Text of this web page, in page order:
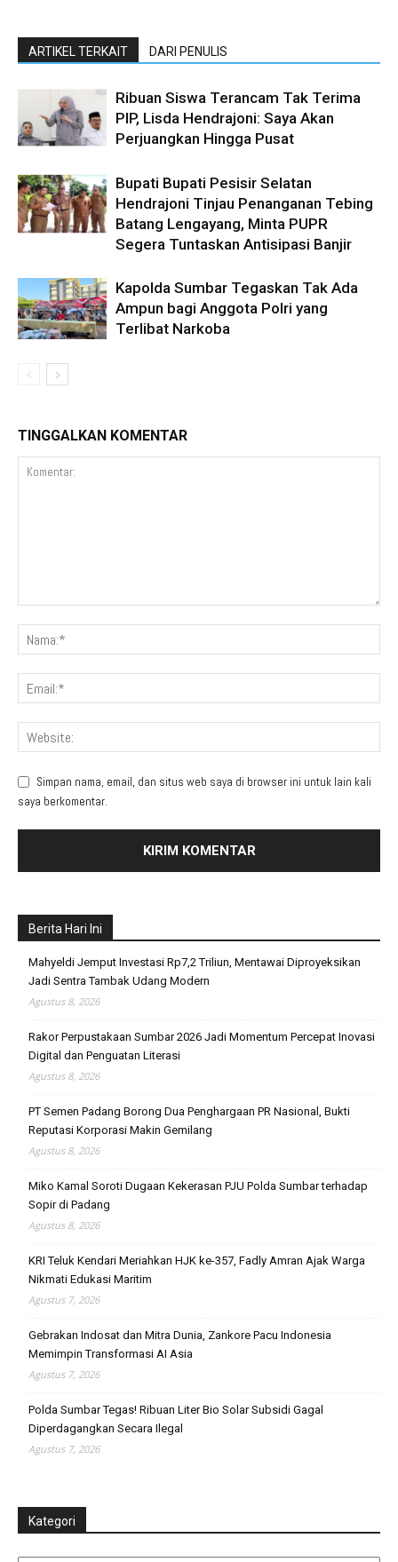
ARTIKEL TERKAIT DARI PENULIS
Ribuan Siswa Terancam Tak Terima
PIP, Lisda Hendrajoni: Saya Akan
Perjuangkan Hingga Pusat
Bupati Bupati Pesisir Selatan
Hendrajoni Tinjau Penanganan Tebing
Batang Lengayang, Minta PUPR
Segera Tuntaskan Antisipasi Banjir
Kapolda Sumbar Tegaskan Tak Ada
Ampun bagi Anggota Polri yang
Terlibat Narkoba
TINGGALKAN KOMENTAR
Simpan nama, email, dan situs web saya di browser ini untuk lain kali
saya berkomentar.
Berita Hari Ini
Mahyeldi Jemput Investasi Rp7,2 Triliun, Mentawai Diproyeksikan
Jadi Sentra Tambak Udang Modern
Agustus 8, 2026
Rakor Perpustakaan Sumbar 2026 Jadi Momentum Percepat Inovasi
Digital dan Penguatan Literasi
Agustus 8, 2026
PT Semen Padang Borong Dua Penghargaan PR Nasional, Bukti
Reputasi Korporasi Makin Gemilang
Agustus 8, 2026
Miko Kamal Soroti Dugaan Kekerasan PJU Polda Sumbar terhadap
Sopir di Padang
Agustus 8, 2026
KRI Teluk Kendari Meriahkan HJK ke-357, Fadly Amran Ajak Warga
Nikmati Edukasi Maritim
Agustus 7, 2026
Gebrakan Indosat dan Mitra Dunia, Zankore Pacu Indonesia
Memimpin Transformasi AI Asia
Agustus 7, 2026
Polda Sumbar Tegas! Ribuan Liter Bio Solar Subsidi Gagal
Diperdagangkan Secara Ilegal
Agustus 7, 2026
Kategori
Kategori